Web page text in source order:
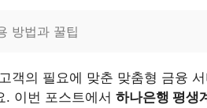
방법과 꿀팁
객의 필요에 맞춘 맞춤형 금융
. 이번 포스트에서 하나은행 평생